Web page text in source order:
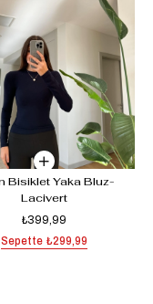
Bisiklet Yaka Bluz-
Lacivert
₺399,99
Sepette ₺299,99